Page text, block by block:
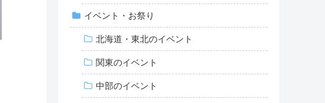
イベント・お祭り
北海道・東北のイベント
関東のイベント
中部のイベント